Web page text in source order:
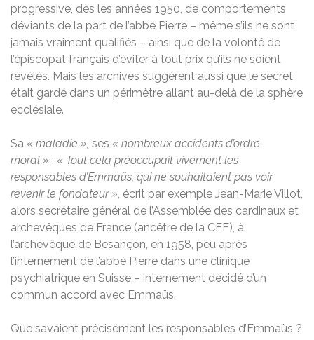
progressive, dès les années 1950, de comportements
déviants de la part de l’abbé Pierre – même s’ils ne sont
jamais vraiment qualifiés – ainsi que de la volonté de
l’épiscopat français d’éviter à tout prix qu’ils ne soient
révélés. Mais les archives suggèrent aussi que le secret
était gardé dans un périmètre allant au-delà de la sphère
ecclésiale.
Sa « maladie », ses « nombreux accidents d’ordre
moral » : « Tout cela préoccupait vivement les
responsables d’Emmaüs, qui ne souhaitaient pas voir
revenir le fondateur », écrit par exemple Jean-Marie Villot,
alors secrétaire général de l’Assemblée des cardinaux et
archevêques de France (ancêtre de la CEF), à
l’archevêque de Besançon, en 1958, peu après
l’internement de l’abbé Pierre dans une clinique
psychiatrique en Suisse – internement décidé d’un
commun accord avec Emmaüs.
Que savaient précisément les responsables d’Emmaüs ?